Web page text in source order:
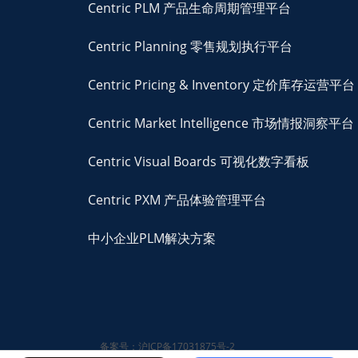
Centric PLM 产品生命周期管理平台
Centric Planning 零售规划执行平台
Centric Pricing & Inventory 定价库存运营平台
Centric Market Intelligence 市场情报洞察平台
Centric Visual Boards 可视化数字看板
Centric PXM 产品体验管理平台
中小企业PLM解决方案
备案号：沪ICP备17031875号-2